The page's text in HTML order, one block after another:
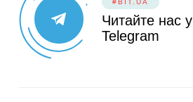
#BIT.UA
Читайте нас у
Telegram